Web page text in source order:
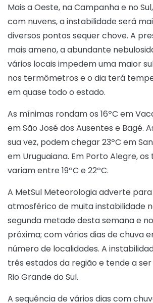
Mais a Oeste, na Campanha e no
com nuvens, a instabilidade será
diversos pontos sequer chove. A
mais ameno, a abundante
vários locais impedem uma maior
nos termômetros e o dia terá
em quase todo o estado.
As mínimas rondam os 16ºC em
em São José dos Ausentes e Bagé.
sua vez, podem chegar 23ºC em
em Uruguaiana. Em Porto Alegre,
variam entre 19ºC e 22ºC.
A MetSul Meteorologia adverte
atmosférico de muita instabilidade
segunda metade desta semana e
próxima; com vários dias de chuva
número de localidades. A
três estados da região e tende a
Rio Grande do Sul.
A sequência de vários dias com